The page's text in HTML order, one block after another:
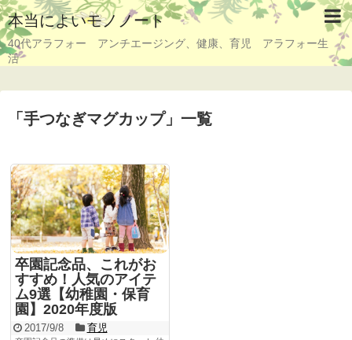
本当によいモノノート
40代アラフォー アンチエージング、健康、育児 アラフォー生
活
「 手つなぎマグカップ」 一覧
卒園記念品、これがお
すすめ！人気のアイテ
ム9選【幼稚園・保育
園】2020年度版
2017/9/8 育児